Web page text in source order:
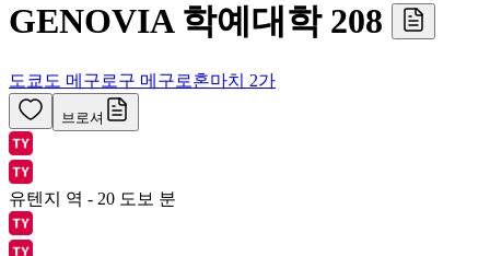
GENOVIA 학예대학 208
도쿄도 메구로구 메구로혼마치 2가
브로셔
유텐지 역 - 20 도보 분